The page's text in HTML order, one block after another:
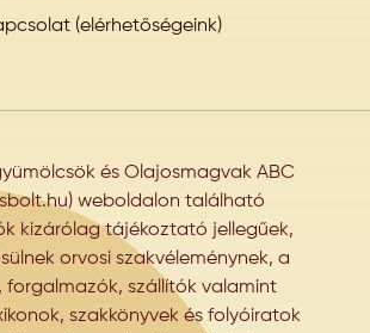
(elérhetőségeink)
és Olajosmagvak ABC
weboldalon található
kizárólag tájékoztató jellegűek,
orvosi szakvéleménynek, a
forgalmazók, szállítók valamint
szakkönyvek és folyóiratok